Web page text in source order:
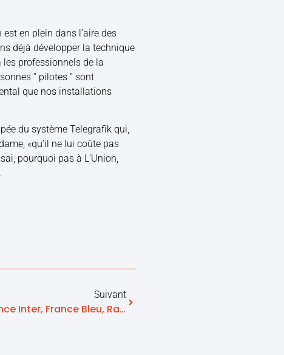
en plein dans l’aire des
déjà développer la technique
professionnels de la
‘’ pilotes ‘’ sont
que nos installations
du système Telegrafik qui,
«qu’il ne lui coûte pas
pourquoi pas à L’Union,
Suivant
ILS PARLENT DE NOUS : France Inter, France Bleu, Radios Publiques